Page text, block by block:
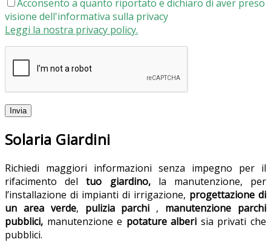
Acconsento a quanto riportato e dichiaro di aver preso
visione dell'informativa sulla privacy
Leggi la nostra privacy policy.
Solaria Giardini
Richiedi maggiori informazioni senza impegno per il
rifacimento deltuo giardino,la manutenzione, per
l’installazione di impianti di irrigazione, progettazione di
un area verde, pulizia parchi , manutenzione parchi
pubblici, manutenzione e potature alberi sia privati che
pubblici.